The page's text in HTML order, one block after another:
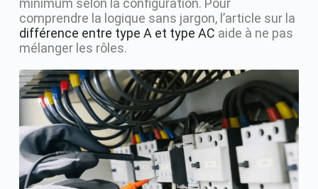
minimum selon la configuration. Pour
comprendre la logique sans jargon, l’article sur la
différence entre type A et type AC aide à ne pas
mélanger les rôles.